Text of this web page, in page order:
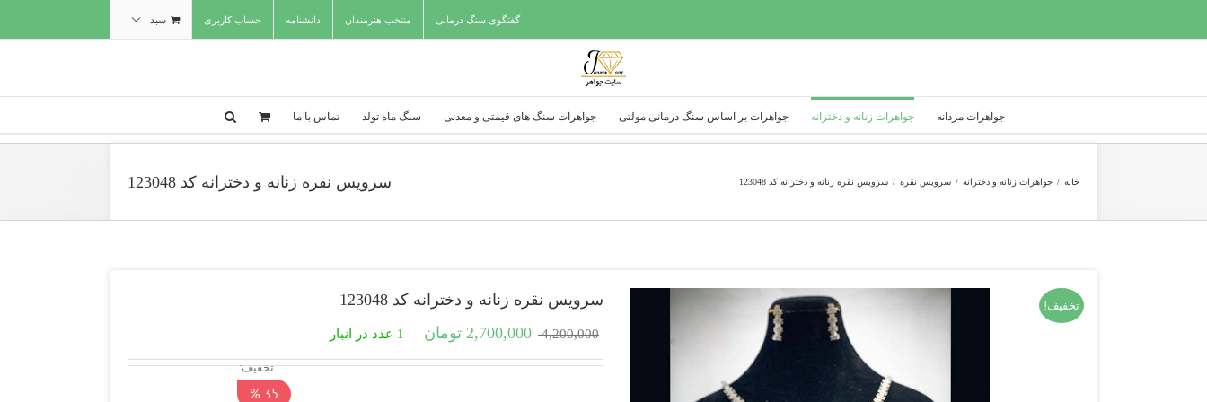
content
گفتگوی سنگ درمانی منتخب هنرمندان دانشنامه حساب کاربری سبد
جواهرات مردانه جواهرات زنانه و دخترانه جواهرات بر اساس سنگ درمانی مولتی جواهرات سنگ های قیمتی و معدنی سنگ ماه تولد تماس با ما
سرویس نقره زنانه و دخترانه کد 123048 خانه / جواهرات زنانه و دخترانه / سرویس نقره / سرویس نقره زنانه و دخترانه کد 123048
تخفیف! سرویس نقره زنانه و دخترانه کد 123048
4,200,000
قیمت
4,200,000 تومان
2,700,000 تومان
قیمت
2,700,000 تومان
1 عدد در انبار
تخفیف:
35 %